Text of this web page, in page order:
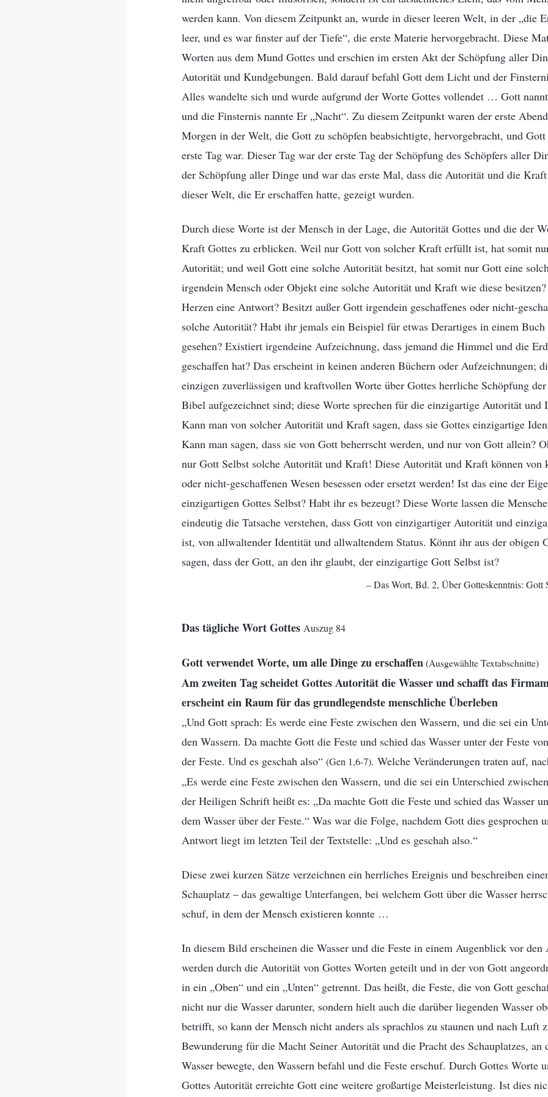
werden kann. Von diesem Zeitpunkt an, wurde in dieser leeren Welt, in der „die
leer, und es war finster auf der Tiefe“, die erste Materie hervorgebracht. Diese
Worten aus dem Mund Gottes und erschien im ersten Akt der Schöpfung aller
Autorität und Kundgebungen. Bald darauf befahl Gott dem Licht und der
Alles wandelte sich und wurde aufgrund der Worte Gottes vollendet … Gott
und die Finsternis nannte Er „Nacht“. Zu diesem Zeitpunkt waren der erste
Morgen in der Welt, die Gott zu schöpfen beabsichtigte, hervorgebracht, und Gott
erste Tag war. Dieser Tag war der erste Tag der Schöpfung des Schöpfers aller
der Schöpfung aller Dinge und war das erste Mal, dass die Autorität und die
dieser Welt, die Er erschaffen hatte, gezeigt wurden.
Durch diese Worte ist der Mensch in der Lage, die Autorität Gottes und die der
Kraft Gottes zu erblicken. Weil nur Gott von solcher Kraft erfüllt ist, hat somit
Autorität; und weil Gott eine solche Autorität besitzt, hat somit nur Gott eine
irgendein Mensch oder Objekt eine solche Autorität und Kraft wie diese
Herzen eine Antwort? Besitzt außer Gott irgendein geschaffenes oder nicht-
solche Autorität? Habt ihr jemals ein Beispiel für etwas Derartiges in einem
gesehen? Existiert irgendeine Aufzeichnung, dass jemand die Himmel und die
geschaffen hat? Das erscheint in keinen anderen Büchern oder Aufzeichnungen;
einzigen zuverlässigen und kraftvollen Worte über Gottes herrliche Schöpfung
Bibel aufgezeichnet sind; diese Worte sprechen für die einzigartige Autorität und
Kann man von solcher Autorität und Kraft sagen, dass sie Gottes einzigartige
Kann man sagen, dass sie von Gott beherrscht werden, und nur von Gott allein?
nur Gott Selbst solche Autorität und Kraft! Diese Autorität und Kraft können von
oder nicht-geschaffenen Wesen besessen oder ersetzt werden! Ist das eine der
einzigartigen Gottes Selbst? Habt ihr es bezeugt? Diese Worte lassen die
eindeutig die Tatsache verstehen, dass Gott von einzigartiger Autorität und
ist, von allwaltender Identität und allwaltendem Status. Könnt ihr aus der obigen
sagen, dass der Gott, an den ihr glaubt, der einzigartige Gott Selbst ist?
– Das Wort, Bd. 2, Über Gotteskenntnis: Gott
Das tägliche Wort Gottes Auszug 84
Gott verwendet Worte, um alle Dinge zu erschaffen(Ausgewählte Textabschnitte)
Am zweiten Tag scheidet Gottes Autorität die Wasser und schafft das
erscheint ein Raum für das grundlegendste menschliche Überleben
„Und Gott sprach: Es werde eine Feste zwischen den Wassern, und die sei ein
den Wassern. Da machte Gott die Feste und schied das Wasser unter der Feste
der Feste. Und es geschah also“ (Gen 1,6-7). Welche Veränderungen traten auf,
„Es werde eine Feste zwischen den Wassern, und die sei ein Unterschied
der Heiligen Schrift heißt es: „Da machte Gott die Feste und schied das Wasser
dem Wasser über der Feste.“ Was war die Folge, nachdem Gott dies gesprochen
Antwort liegt im letzten Teil der Textstelle: „Und es geschah also.“
Diese zwei kurzen Sätze verzeichnen ein herrliches Ereignis und beschreiben
Schauplatz – das gewaltige Unterfangen, bei welchem Gott über die Wasser
schuf, in dem der Mensch existieren konnte …
In diesem Bild erscheinen die Wasser und die Feste in einem Augenblick vor den
werden durch die Autorität von Gottes Worten geteilt und in der von Gott
in ein „Oben“ und ein „Unten“ getrennt. Das heißt, die Feste, die von Gott
nicht nur die Wasser darunter, sondern hielt auch die darüber liegenden Wasser
betrifft, so kann der Mensch nicht anders als sprachlos zu staunen und nach Luft
Bewunderung für die Macht Seiner Autorität und die Pracht des Schauplatzes, an
Wasser bewegte, den Wassern befahl und die Feste erschuf. Durch Gottes Worte
Gottes Autorität erreichte Gott eine weitere großartige Meisterleistung. Ist dies